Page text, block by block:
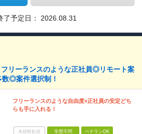
了予定日： 2026.08.31
フリーランスのような正社員◎リモート案
◎案件選択制！
フリーランスのような自由度×正社員の安定どち
らも手に入れる！
未経験歓迎 学歴不問 ベテランOK